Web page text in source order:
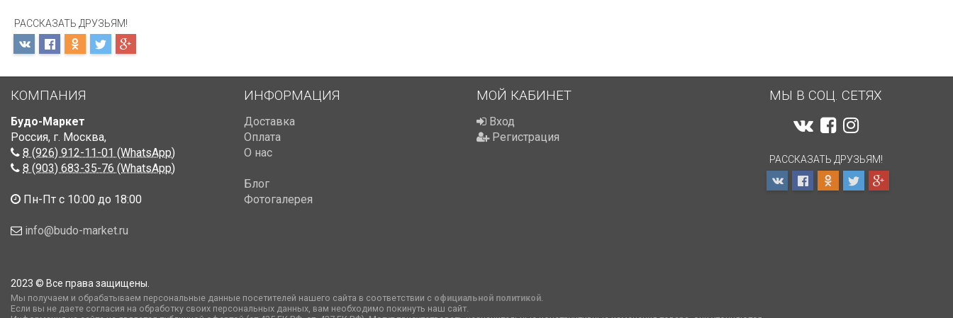
РАССКАЗАТЬ ДРУЗЬЯМ!
КОМПАНИЯ
Будо-Маркет
Россия, г. Москва,
8 (926) 912-11-01 (WhatsApp)
8 (903) 683-35-76 (WhatsApp)
Пн-Пт с 10:00 до 18:00
info@budo-market.ru
ИНФОРМАЦИЯ
Доставка
Оплата
О нас
Блог
Фотогалерея
МОЙ КАБИНЕТ
Вход
Регистрация
МЫ В СОЦ. СЕТЯХ
РАССКАЗАТЬ ДРУЗЬЯМ!
2023 © Все права защищены.
Мы получаем и обрабатываем персональные данные посетителей нашего сайта в соответствии с официальной политикой.
Если вы не даете согласия на обработку своих персональных данных, вам необходимо покинуть наш сайт.